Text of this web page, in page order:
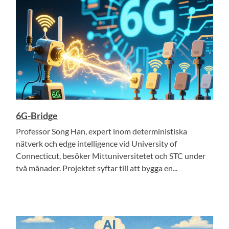
6G-Bridge
Professor Song Han, expert inom deterministiska
nätverk och edge intelligence vid University of
Connecticut, besöker Mittuniversitetet och STC under
två månader. Projektet syftar till att bygga en...